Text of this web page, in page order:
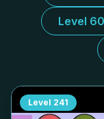
Level
Level 241